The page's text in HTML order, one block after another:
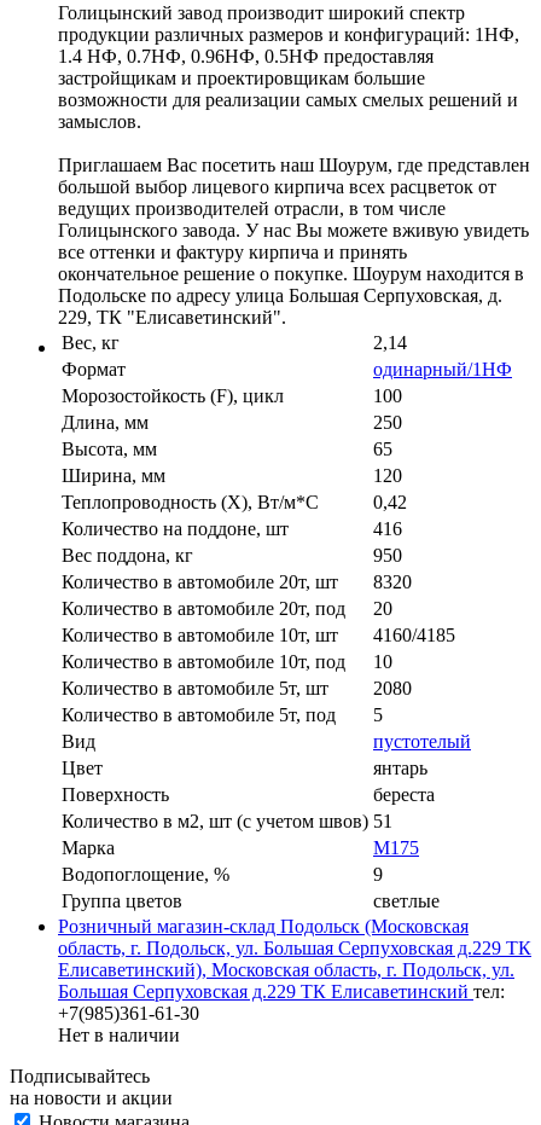
Голицынский завод производит широкий спектр
продукции различных размеров и конфигураций: 1НФ,
1.4 НФ, 0.7НФ, 0.96НФ, 0.5НФ предоставляя
застройщикам и проектировщикам большие
возможности для реализации самых смелых решений и
замыслов.
Приглашаем Вас посетить наш Шоурум, где представлен
большой выбор лицевого кирпича всех расцветок от
ведущих производителей отрасли, в том числе
Голицынского завода. У нас Вы можете вживую увидеть
все оттенки и фактуру кирпича и принять
окончательное решение о покупке. Шоурум находится в
Подольске по адресу улица Большая Серпуховская, д.
229, ТК "Елисаветинский".
Вес, кг
2,14
Формат
одинарный/1НФ
Морозостойкость (F), цикл
100
Длина, мм
250
Высота, мм
65
Ширина, мм
120
Теплопроводность (X), Вт/м*С
0,42
Количество на поддоне, шт
416
Вес поддона, кг
950
Количество в автомобиле 20т, шт
8320
Количество в автомобиле 20т, под
20
Количество в автомобиле 10т, шт
4160/4185
Количество в автомобиле 10т, под
10
Количество в автомобиле 5т, шт
2080
Количество в автомобиле 5т, под
5
Вид
пустотелый
Цвет
янтарь
Поверхность
береста
Количество в м2, шт (с учетом швов) 51
Марка
М175
Водопоглощение, %
9
Группа цветов
светлые
Розничный магазин-склад Подольск (Московская
область, г. Подольск, ул. Большая Серпуховская д.229 ТК
Елисаветинский), Московская область, г. Подольск, ул.
Большая Серпуховская д.229 ТК Елисаветинский тел:
+7(985)361-61-30
Нет в наличии
Подписывайтесь
на новости и акции